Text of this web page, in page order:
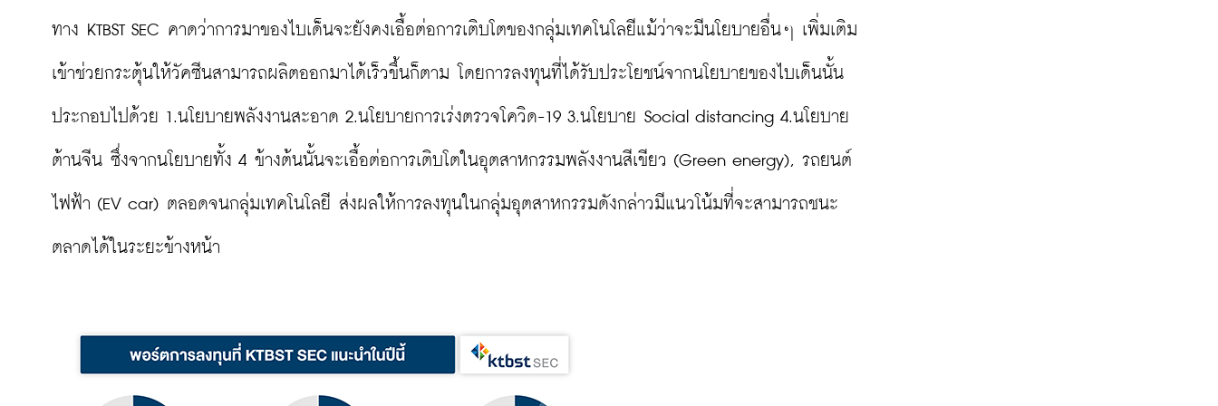
ทาง KTBST SEC คาดว่าการมาของไบเด็นจะยังคงเอื้อต่อการเติบโตของกลุ่มเทคโนโลยีแม้ว่าจะมีนโยบายอื่นๆ เพิ่มเติม
เข้าช่วยกระตุ้นให้วัคซีนสามารถผลิตออกมาได้เร็วขึ้นก็ตาม โดยการลงทุนที่ได้รับประโยชน์จากนโยบายของไบเด็นนั้น
ประกอบไปด้วย 1.นโยบายพลังงานสะอาด 2.นโยบายการเร่งตรวจโควิด-19 3.นโยบาย Social distancing 4.นโยบาย
ต้านจีน ซึ่งจากนโยบายทั้ง 4 ข้างต้นนั้นจะเอื้อต่อการเติบโตในอุตสาหกรรมพลังงานสีเขียว (Green energy), รถยนต์
ไฟฟ้า (EV car) ตลอดจนกลุ่มเทคโนโลยี ส่งผลให้การลงทุนในกลุ่มอุตสาหกรรมดังกล่าวมีแนวโน้มที่จะสามารถชนะ
ตลาดได้ในระยะข้างหน้า